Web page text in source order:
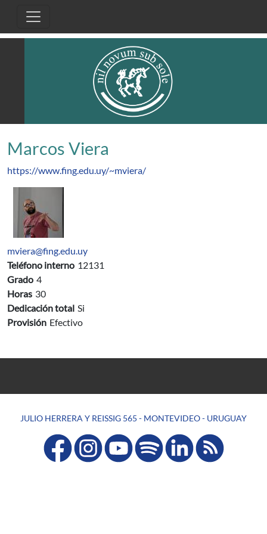
Marcos Viera
https://www.fing.edu.uy/~mviera/
mviera@fing.edu.uy
Teléfono interno 12131
Grado 4
Horas 30
Dedicación total Si
Provisión Efectivo
JULIO HERRERA Y REISSIG 565 - MONTEVIDEO - URUGUAY